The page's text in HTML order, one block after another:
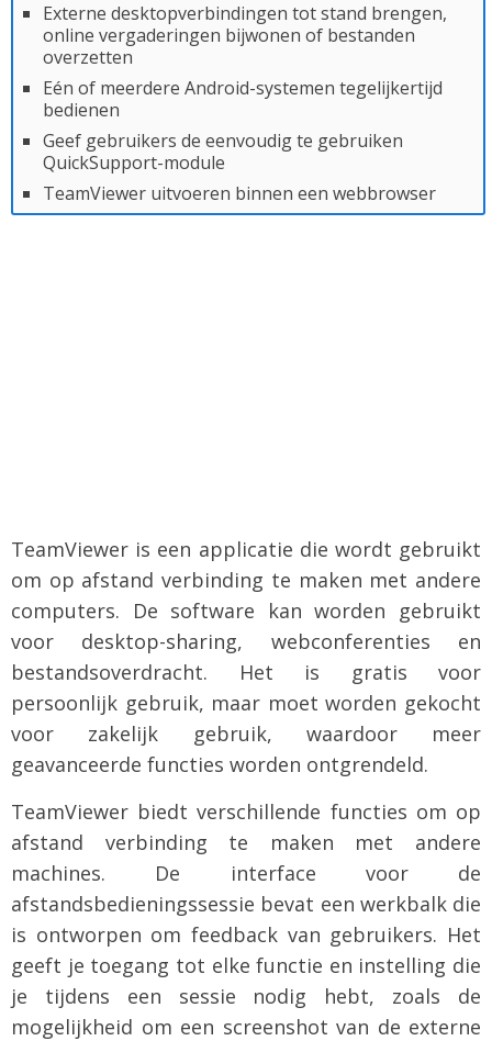
Externe desktopverbindingen tot stand brengen,
online vergaderingen bijwonen of bestanden
overzetten
Eén of meerdere Android-systemen tegelijkertijd
bedienen
Geef gebruikers de eenvoudig te gebruiken
QuickSupport-module
TeamViewer uitvoeren binnen een webbrowser
TeamViewer is een applicatie die wordt gebruikt
om op afstand verbinding te maken met andere
computers. De software kan worden gebruikt
voor desktop-sharing, webconferenties en
bestandsoverdracht. Het is gratis voor
persoonlijk gebruik, maar moet worden gekocht
voor zakelijk gebruik, waardoor meer
geavanceerde functies worden ontgrendeld.
TeamViewer biedt verschillende functies om op
afstand verbinding te maken met andere
machines. De interface voor de
afstandsbedieningssessie bevat een werkbalk die
is ontworpen om feedback van gebruikers. Het
geeft je toegang tot elke functie en instelling die
je tijdens een sessie nodig hebt, zoals de
mogelijkheid om een screenshot van de externe